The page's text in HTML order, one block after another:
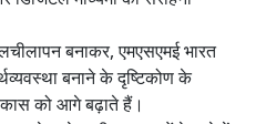
बनाकर, एमएसएमई भारत
बनाने के दृष्टिकोण के
को आगे बढ़ाते हैं।